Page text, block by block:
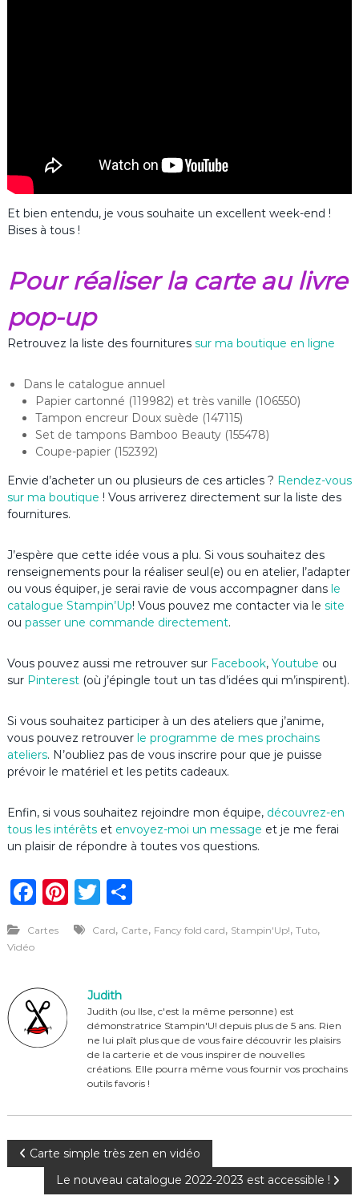
Et bien entendu, je vous souhaite un excellent week-end !
Bises à tous !
Pour réaliser la carte au livre
pop-up
Retrouvez la liste des fournitures sur ma boutique en ligne
Dans le catalogue annuel
Papier cartonné (119982) et très vanille (106550)
Tampon encreur Doux suède (147115)
Set de tampons Bamboo Beauty (155478)
Coupe-papier (152392)
Envie d’acheter un ou plusieurs de ces articles ? Rendez-vous
sur ma boutique ! Vous arriverez directement sur la liste des
fournitures.
J’espère que cette idée vous a plu. Si vous souhaitez des
renseignements pour la réaliser seul(e) ou en atelier, l’adapter
ou vous équiper, je serai ravie de vous accompagner dans le
catalogue Stampin’Up! Vous pouvez me contacter via le site
ou passer une commande directement.
Vous pouvez aussi me retrouver sur Facebook, Youtube ou
sur Pinterest (où j’épingle tout un tas d’idées qui m’inspirent).
Si vous souhaitez participer à un des ateliers que j’anime,
vous pouvez retrouverle programme de mes prochains
ateliers. N’oubliez pas de vous inscrire pour que je puisse
prévoir le matériel et les petits cadeaux.
Enfin, si vous souhaitez rejoindre mon équipe, découvrez-en
tous les intérêtset envoyez-moi un message et je me ferai
un plaisir de répondre à toutes vos questions.
F
c
b
o
o
Pi
n
te
st
T
it
r
P
ta
Cartes Card, Carte, Fancy fold card, Stampin'Up!, Tuto,
Vidéo
Judith
Judith (ou Ilse, c'est la même personne) est
démonstratrice Stampin'U! depuis plus de 5 ans. Rien
ne lui plaît plus que de vous faire découvrir les plaisirs
de la carterie et de vous inspirer de nouvelles
créations. Elle pourra même vous fournir vos prochains
outils favoris !
N Carte simple très zen en vidéo
Le nouveau catalogue 2022-2023 est accessible !